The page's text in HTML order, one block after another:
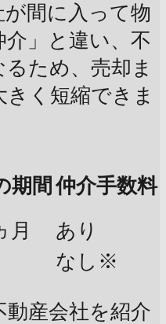
間に入って物
」と違い、不
ため、売却ま
く短縮できま
期間 仲介手数料
月
あり
なし※
産会社を紹介